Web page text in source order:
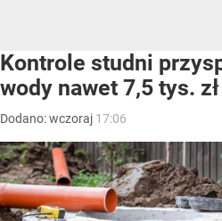
Kontrole studni
wody nawet 7,5 tys.
Dodano:wczoraj 17:06